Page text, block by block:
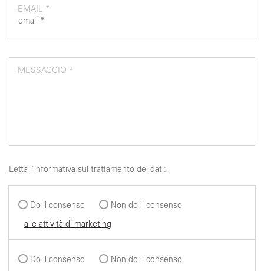
EMAIL *
MESSAGGIO *
Letta l'informativa sul trattamento dei dati:
Do il consenso
Non do il consenso
alle attività di marketing
Do il consenso
Non do il consenso